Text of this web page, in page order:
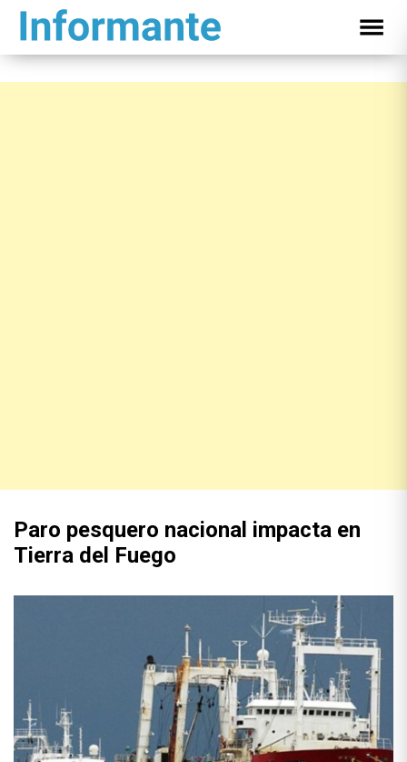
Paro pesquero nacional impacta en
Tierra del Fuego